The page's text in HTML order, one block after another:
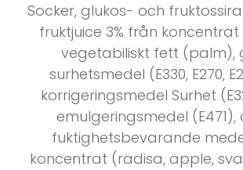
Socker, glukos- och
fruktjuice 3% från
vegetabiliskt fett (palm),
surhetsmedel (E330, E270,
korrigeringsmedel Surhet
emulgeringsmedel (E471),
fuktighetsbevarande
koncentrat (rädisa, äpple,